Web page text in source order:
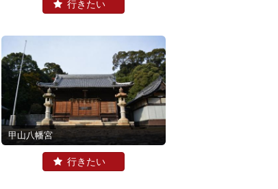
甲山八幡宮